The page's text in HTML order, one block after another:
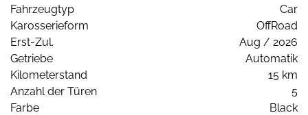
Fahrzeugtyp
Car
Karosserieform
OffRoad
Erst-Zul.
Aug / 2026
Getriebe
Automatik
Kilometerstand
15 km
Anzahl der Türen
5
Farbe
Black